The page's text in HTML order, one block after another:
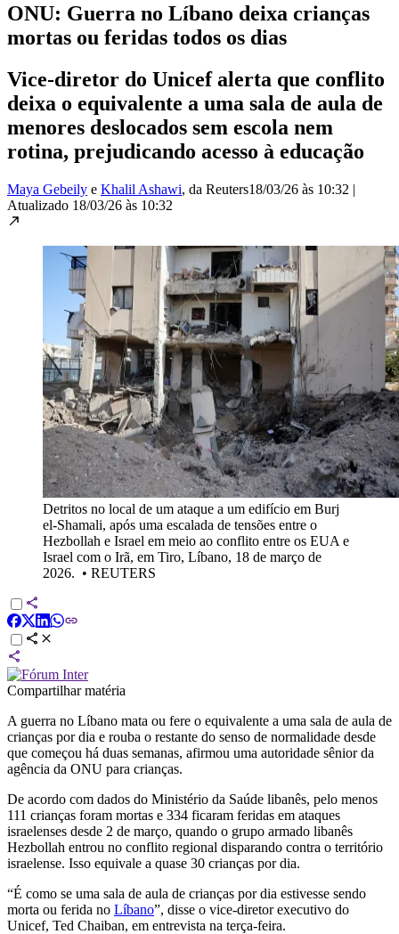
ONU: Guerra no Líbano deixa crianças
mortas ou feridas todos os dias
Vice-diretor do Unicef alerta que conflito
deixa o equivalente a uma sala de aula de
menores deslocados sem escola nem
rotina, prejudicando acesso à educação
Maya Gebeily e Khalil Ashawi, da Reuters18/03/26 às 10:32 |
Atualizado 18/03/26 às 10:32
Detritos no local de um ataque a um edifício em Burj
el-Shamali, após uma escalada de tensões entre o
Hezbollah e Israel em meio ao conflito entre os EUA e
Israel com o Irã, em Tiro, Líbano, 18 de março de
2026. • REUTERS
Compartilhar matéria
A guerra no Líbano mata ou fere o equivalente a uma sala de aula de
crianças por dia e rouba o restante do senso de normalidade desde
que começou há duas semanas, afirmou uma autoridade sênior da
agência da ONU para crianças.
De acordo com dados do Ministério da Saúde libanês, pelo menos
111 crianças foram mortas e 334 ficaram feridas em ataques
israelenses desde 2 de março, quando o grupo armado libanês
Hezbollah entrou no conflito regional disparando contra o território
israelense. Isso equivale a quase 30 crianças por dia.
“É como se uma sala de aula de crianças por dia estivesse sendo
morta ou ferida no Líbano”, disse o vice-diretor executivo do
Unicef, Ted Chaiban, em entrevista na terça-feira.